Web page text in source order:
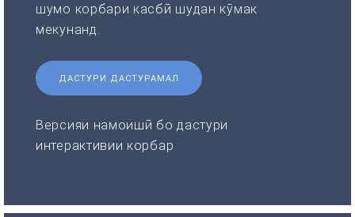
шумо корбари касбӣ шудан кӯмак
мекунанд.
ДАСТУРИ ДАСТУРАМАЛ
Версияи намоишӣ бо дастури
интерактивии корбар